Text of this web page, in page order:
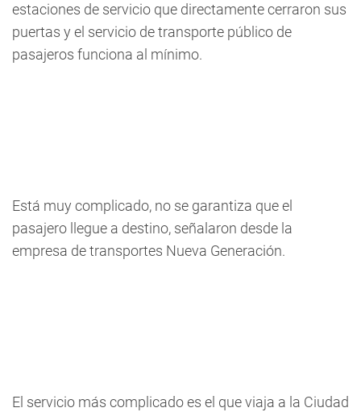
estaciones de servicio que directamente cerraron sus
puertas y el servicio de transporte público de
pasajeros funciona al mínimo.
Está muy complicado, no se garantiza que el
pasajero llegue a destino, señalaron desde la
empresa de transportes Nueva Generación.
El servicio más complicado es el que viaja a la Ciudad